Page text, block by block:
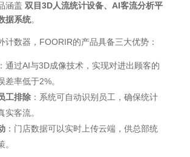
涵盖 双目3D人流统计设备、AI客流分析平
据系统。
计数器，FOORIR的产品具备三大优势：
：通过AI与3D成像技术，实现对进出顾客的
差率低于2%。
工排除：系统可自动识别员工，确保统计
实客流。
：门店数据可以实时上传云端，供总部统